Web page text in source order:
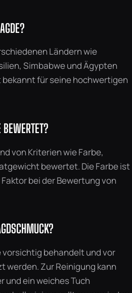
Ländern wie
Simbabwe und Ägypten
für seine hochwertigen
von Kriterien wie Farbe,
bewertet. Die Farbe ist
bei der Bewertung von
behandelt und vor
werden. Zur Reinigung kann
und ein weiches Tuch